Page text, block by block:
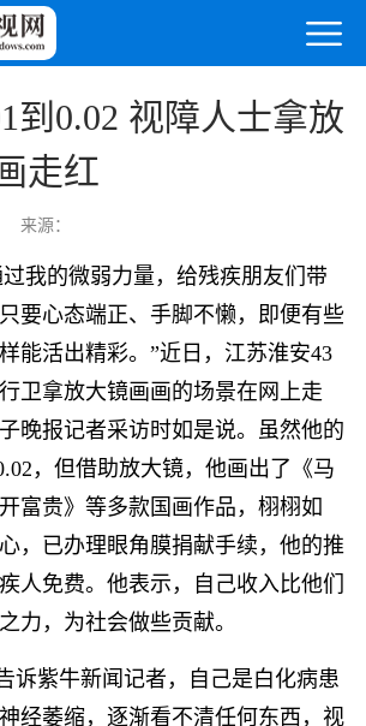
到0.02 视障人士拿放
走红
来源：
的微弱力量，给残疾朋友们带
要心态端正、手脚不懒，即便有些
能活出精彩。”近日，江苏淮安43
卫拿放大镜画画的场景在网上走
晚报记者采访时如是说。虽然他的
，但借助放大镜，他画出了《马
富贵》等多款国画作品，栩栩如
，已办理眼角膜捐献手续，他的推
人免费。他表示，自己收入比他们
力，为社会做些贡献。
紫牛新闻记者，自己是白化病患
经萎缩，逐渐看不清任何东西，视